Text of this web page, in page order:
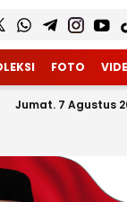
FOTO
Jumat. 7 Agustus